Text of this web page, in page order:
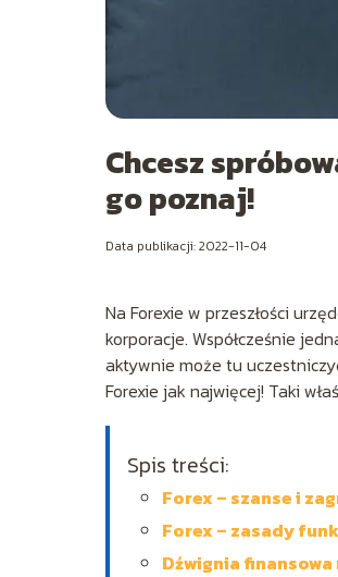
Chcesz
go poznaj!
Data publikacji: 2022-11-04
Na Forexie w przeszłości
korporacje. Współcześnie
aktywnie może tu
Forexie jak najwięcej! Taki
Spis treści:
Forex – szanse i
Forex – zasady
Dźwignia